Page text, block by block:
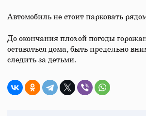
Автомобиль не стоит парковать
До окончания плохой погоды
оставаться дома, быть предельно
следить за детьми.